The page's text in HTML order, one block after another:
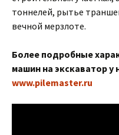
тоннелей, рытье
вечной мерзлоте.
Более подробные
машин на экскаватор у
www.pilemaster.ru